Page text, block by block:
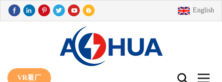
English
VR看厂